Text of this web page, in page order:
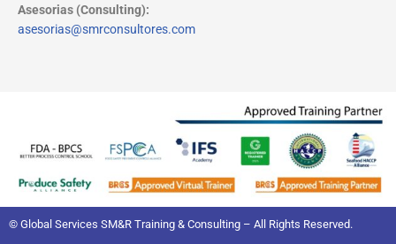
Asesorias (Consulting):
asesorias@smrconsultores.com
© Global Services SM&R Training & Consulting – All Rights Reserved.